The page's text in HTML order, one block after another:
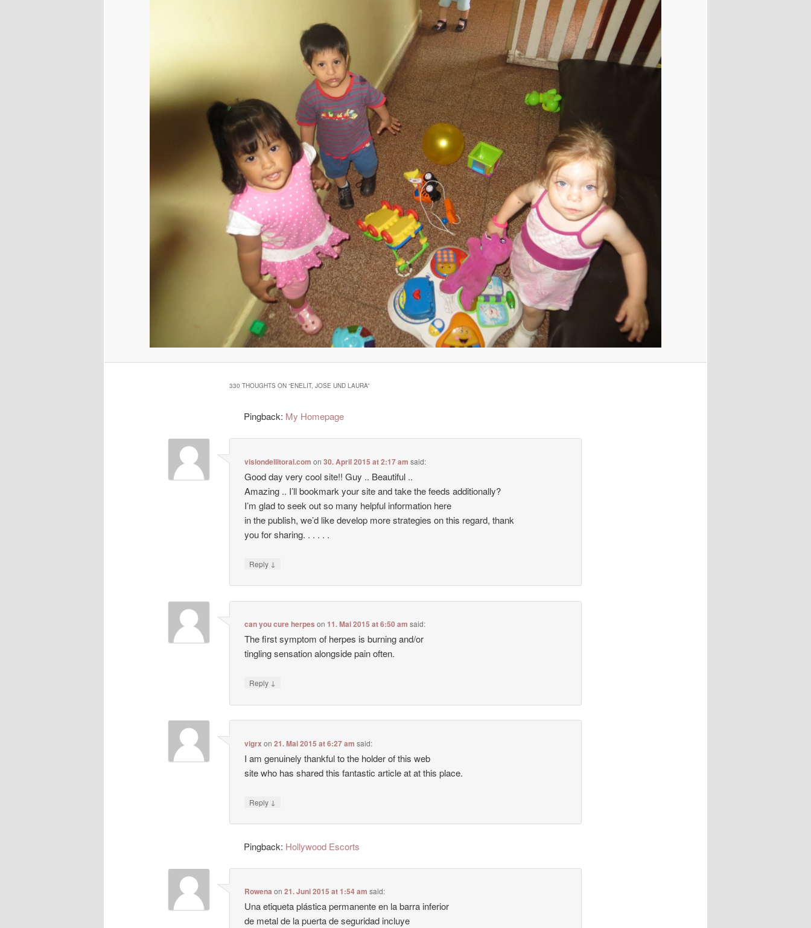
330 THOUGHTS ON “ENELIT, JOSE UND LAURA”
Pingback: My Homepage
visiondellitoral.com on30. April 2015 at 2:17 am said:
Good day very cool site!! Guy .. Beautiful ..
Amazing .. I’ll bookmark your site and take the feeds additionally?
I’m glad to seek out so many helpful information here
in the publish, we’d like develop more strategies on this regard, thank
you for sharing. . . . . .
Reply ↓
can you cure herpes on11. Mai 2015 at 6:50 am said:
The first symptom of herpes is burning and/or
tingling sensation alongside pain often.
Reply ↓
vigrx on21. Mai 2015 at 6:27 am said:
I am genuinely thankful to the holder of this web
site who has shared this fantastic article at at this place.
Reply ↓
Pingback: Hollywood Escorts
Rowena on21. Juni 2015 at 1:54 am said:
Una etiqueta plástica permanente en la barra inferior
de metal de la puerta de seguridad incluye